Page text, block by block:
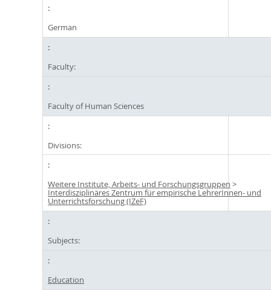
German
Faculty:
Faculty of Human Sciences
Divisions:
Weitere Institute, Arbeits- und Forschungsgruppen >
Interdisziplinäres Zentrum für empirische LehrerInnen- und
Unterrichtsforschung (IZeF)
Subjects:
Education